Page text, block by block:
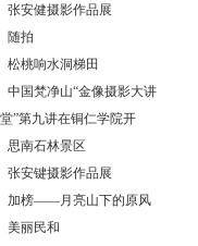
张安健摄影作品展
随拍
松桃响水洞梯田
中国梵净山“金像摄影大讲
堂”第九讲在铜仁学院开
思南石林景区
张安键摄影作品展
加榜——月亮山下的原风
美丽民和